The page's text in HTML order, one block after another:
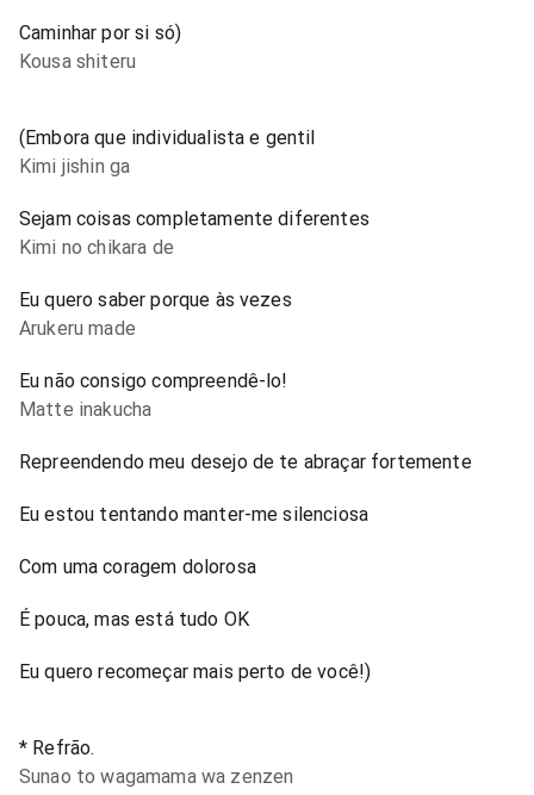
Caminhar por si só)
Kousa shiteru
(Embora que individualista e gentil
Kimi jishin ga
Sejam coisas completamente diferentes
Kimi no chikara de
Eu quero saber porque às vezes
Arukeru made
Eu não consigo compreendê-lo!
Matte inakucha
Repreendendo meu desejo de te abraçar fortemente
Eu estou tentando manter-me silenciosa
Com uma coragem dolorosa
É pouca, mas está tudo OK
Eu quero recomeçar mais perto de você!)
* Refrão.
Sunao to wagamama wa zenzen